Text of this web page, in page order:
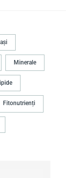
Minerale
Fitonutrienți